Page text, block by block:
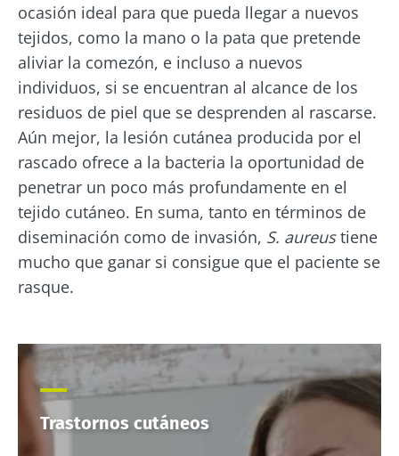
ocasión ideal para que pueda llegar a nuevos
tejidos, como la mano o la pata que pretende
aliviar la comezón, e incluso a nuevos
individuos, si se encuentran al alcance de los
residuos de piel que se desprenden al rascarse.
Aún mejor, la lesión cutánea producida por el
rascado ofrece a la bacteria la oportunidad de
penetrar un poco más profundamente en el
tejido cutáneo. En suma, tanto en términos de
diseminación como de invasión, S. aureustiene
mucho que ganar si consigue que el paciente se
rasque.
Trastornos cutáneos
Redirección
Está a punto de ser redirigido y de dejar
nuestro sitio web.
Mantenerse informado
Únase a la comunidad de la microbiota y
permitirá mantenerse informado sobre la
microbiota
¡No se vaya tan rápido!
Únase a la comunidad de la microbiota y
reciba una vez al mes "The Essential" que le
permitirá mantenerse informado sobre la
microbiota
He leído y acepto las condiciones generales
de uso y la
política de protección de datosdel
Biocodex Microbiota Institute